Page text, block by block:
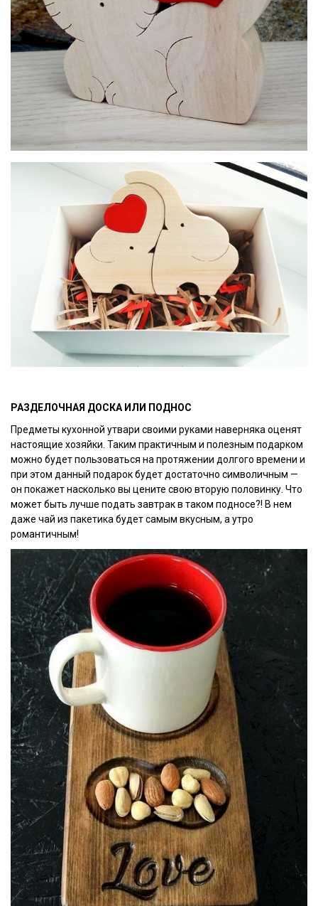
РАЗДЕЛОЧНАЯ ДОСКА ИЛИ ПОДНОС
Предметы кухонной утвари своими руками наверняка оценят
настоящие хозяйки. Таким практичным и полезным подарком
можно будет пользоваться на протяжении долгого времени и
при этом данный подарок будет достаточно символичным —
он покажет насколько вы цените свою вторую половинку. Что
может быть лучше подать завтрак в таком подносе?! В нем
даже чай из пакетика будет самым вкусным, а утро
романтичным!